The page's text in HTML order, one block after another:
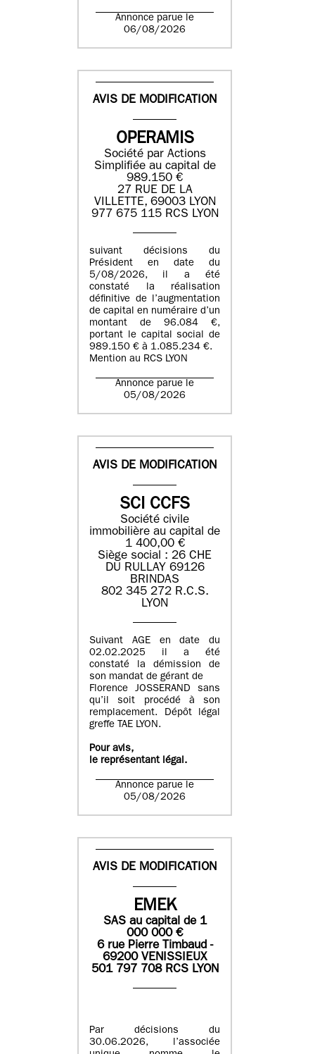
Annonce parue le
06/08/2026
AVIS DE MODIFICATION
OPERAMIS
Société par Actions
Simplifiée au capital de
989.150 €
27 RUE DE LA
VILLETTE, 69003 LYON
977 675 115 RCS LYON
suivant décisions du
Président en date du
5/08/2026, il a été
constaté la réalisation
définitive de l’augmentation
de capital en numéraire d’un
montant de 96.084 €,
portant le capital social de
989.150 € à 1.085.234 €.
Mention au RCS LYON
Annonce parue le
05/08/2026
AVIS DE MODIFICATION
SCI CCFS
Société civile
immobilière au capital de
1 400,00 €
Siège social : 26 CHE
DU RULLAY 69126
BRINDAS
802 345 272 R.C.S.
LYON
Suivant AGE en date du
02.02.2025 il a été
constaté la démission de
son mandat de gérant de
Florence JOSSERAND sans
qu’il soit procédé à son
remplacement. Dépôt légal
greffe TAE LYON.
Pour avis,
le représentant légal.
Annonce parue le
05/08/2026
AVIS DE MODIFICATION
EMEK
SASau capital de 1
000 000€
6 rue Pierre Timbaud -
69200 VENISSIEUX
501 797 708 RCS LYON
Par décisions du
30.06.2026, l’associée